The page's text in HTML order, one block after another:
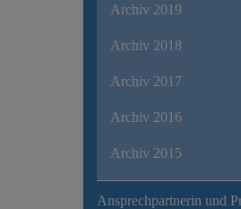
Archiv 2019
Archiv 2018
Archiv 2017
Archiv 2016
Archiv 2015
Ansprechpartnerin und